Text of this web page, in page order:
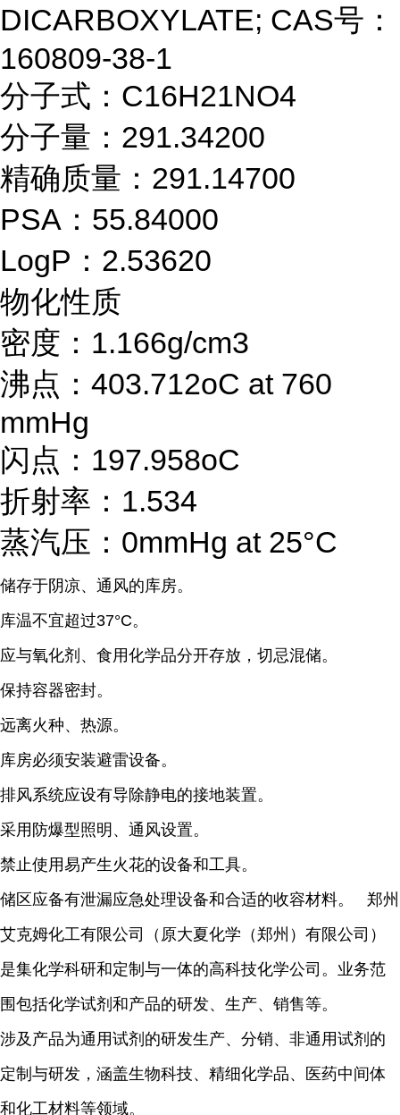
DICARBOXYLATE; CAS号：
160809-38-1
分子式：C16H21NO4
分子量：291.34200
精确质量：291.14700
PSA：55.84000
LogP：2.53620
物化性质
密度：1.166g/cm3
沸点：403.712oC at 760
mmHg
闪点：197.958oC
折射率：1.534
蒸汽压：0mmHg at 25°C
储存于阴凉、通风的库房。
库温不宜超过37°C。
应与氧化剂、食用化学品分开存放，切忌混储。
保持容器密封。
远离火种、热源。
库房必须安装避雷设备。
排风系统应设有导除静电的接地装置。
采用防爆型照明、通风设置。
禁止使用易产生火花的设备和工具。
储区应备有泄漏应急处理设备和合适的收容材料。 郑州
艾克姆化工有限公司（原大夏化学（郑州）有限公司）
是集化学科研和定制与一体的高科技化学公司。业务范
围包括化学试剂和产品的研发、生产、销售等。
涉及产品为通用试剂的研发生产、分销、非通用试剂的
定制与研发，涵盖生物科技、精细化学品、医药中间体
和化工材料等领域。